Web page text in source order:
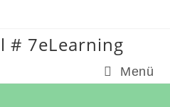
# 7eLearning
Menü